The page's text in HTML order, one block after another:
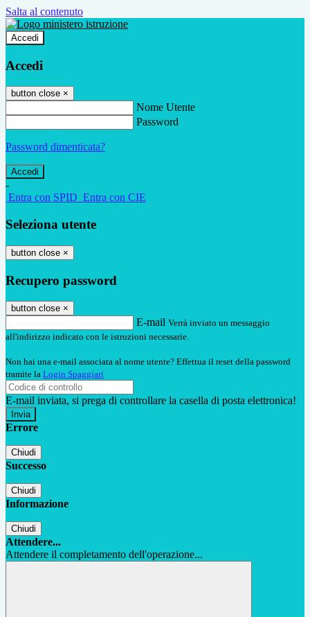
Salta al contenuto
Accedi
Accedi
button close ×
Nome Utente
Password
Password dimenticata?
-
Entra con SPID Entra con CIE
Seleziona utente
button close ×
Recupero password
button close ×
E-mail Verrà inviato un messaggio
all'indirizzo indicato con le istruzioni necessarie.
Non hai una e-mail associata al nome utente? Effettua il reset della password
tramite la Login Spaggiari
E-mail inviata, si prega di controllare la casella di posta elettronica!
Errore
Chiudi
Successo
Chiudi
Informazione
Chiudi
Attendere...
Attendere il completamento dell'operazione...